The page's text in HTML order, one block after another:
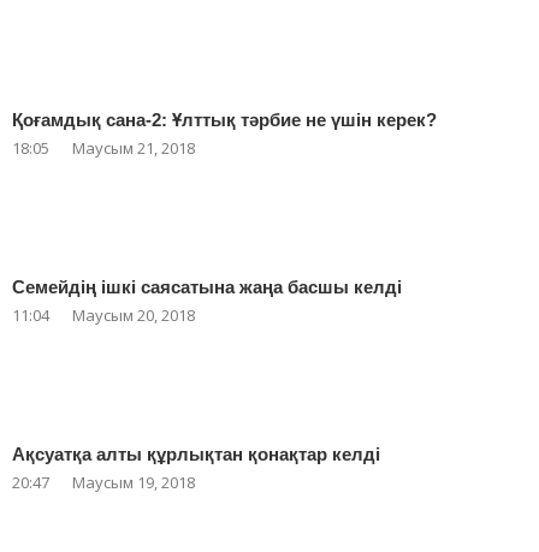
Қоғамдық сана-2: Ұлттық тәрбие не үшін керек?
18:05 Маусым 21, 2018
Семейдің ішкі саясатына жаңа басшы келді
11:04 Маусым 20, 2018
Ақсуатқа алты құрлықтан қонақтар келді
20:47 Маусым 19, 2018